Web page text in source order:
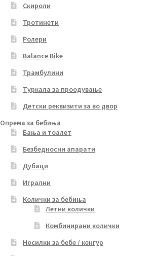
Скироли
Тротинети
Ролери
Balance Bike
Трамбулини
Туркала за проодување
Детски реквизити за во двор
Опрема за бебиња
Бања и тоалет
Безбедносни апарати
Дубаци
Игрални
Колички за бебиња
Летни колички
Комбинирани колички
Носилки за бебе / кенгур